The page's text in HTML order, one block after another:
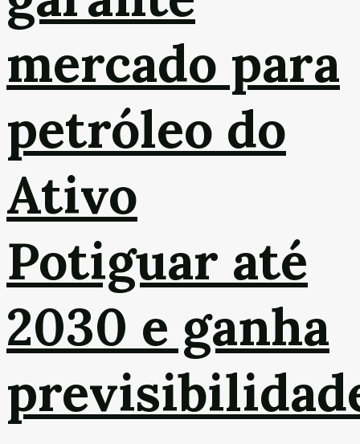
mercado para
petróleo do
Ativo
Potiguar até
2030 e ganha